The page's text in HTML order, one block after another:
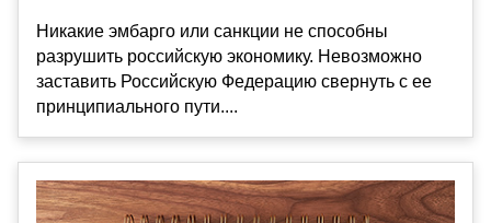
Никакие эмбарго или санкции не способны
разрушить российскую экономику. Невозможно
заставить Российскую Федерацию свернуть с ее
принципиального пути....